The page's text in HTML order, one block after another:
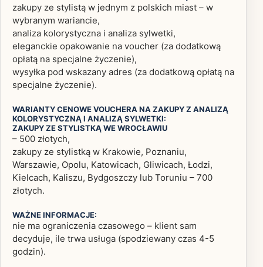
zakupy ze stylistą w jednym z polskich miast – w
wybranym wariancie,
analiza kolorystyczna i analiza sylwetki,
eleganckie opakowanie na voucher (za dodatkową
opłatą na specjalne życzenie),
wysyłka pod wskazany adres (za dodatkową opłatą na
specjalne życzenie).
WARIANTY CENOWE VOUCHERA NA ZAKUPY Z ANALIZĄ
KOLORYSTYCZNĄ I ANALIZĄ SYLWETKI:
ZAKUPY ZE STYLISTKĄ WE WROCŁAWIU
– 500 złotych,
zakupy ze stylistką w Krakowie, Poznaniu,
Warszawie, Opolu, Katowicach, Gliwicach, Łodzi,
Kielcach, Kaliszu, Bydgoszczy lub Toruniu – 700
złotych.
WAŻNE INFORMACJE:
nie ma ograniczenia czasowego – klient sam
decyduje, ile trwa usługa (spodziewany czas 4-5
godzin).